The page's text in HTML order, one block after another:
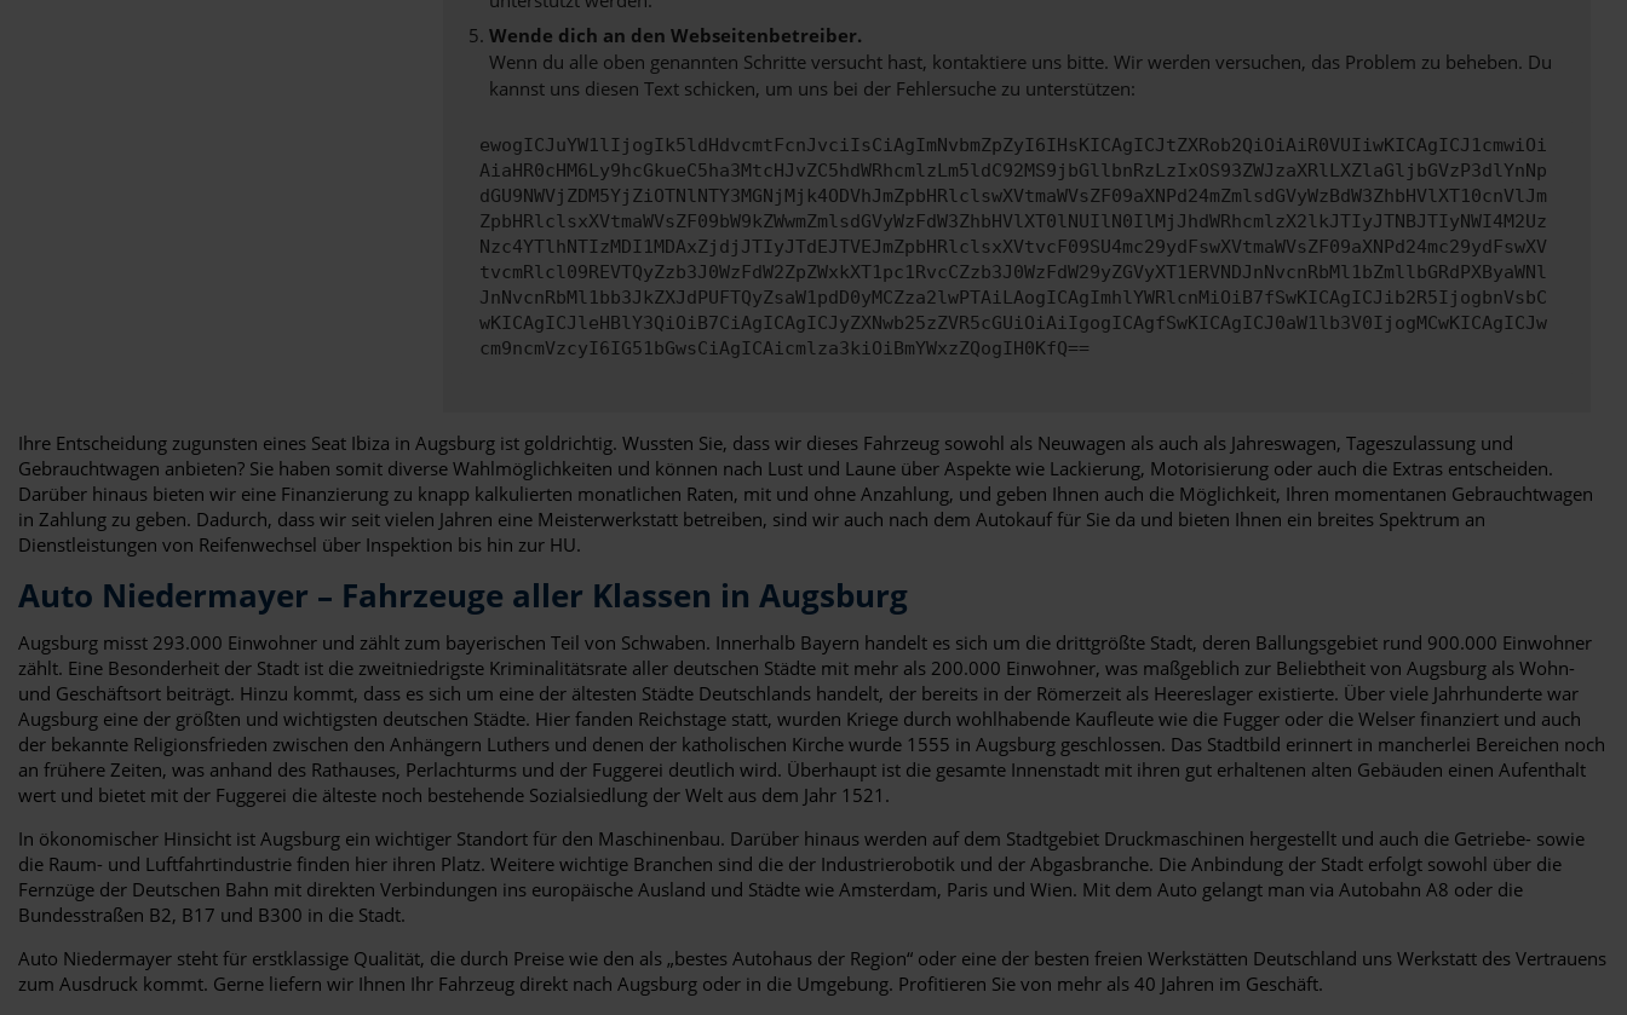
Wende dich an den Webseitenbetreiber.
Wenn du alle oben genannten Schritte versucht hast, kontaktiere uns bitte. Wir werden versuchen, das Problem zu beheben. Du
kannst uns diesen Text schicken, um uns bei der Fehlersuche zu unterstützen:
ewogICJuYW1lIjogIk5ldHdvcmtFcnJvciIsCiAgImNvbmZpZyI6IHsKICAgICJtZXRob2QiOiAiR0VUIiwKICAgICJ1cmwiOi
AiaHR0cHM6Ly9hcGkueC5ha3MtcHJvZC5hdWRhcmlzLm5ldC92MS9jbGllbnRzLzIxOS93ZWJzaXRlLXZlaGljbGVzP3dlYnNp
dGU9NWVjZDM5YjZiOTNlNTY3MGNjMjk4ODVhJmZpbHRlclswXVtmaWVsZF09aXNPd24mZmlsdGVyWzBdW3ZhbHVlXT10cnVlJm
ZpbHRlclsxXVtmaWVsZF09bW9kZWwmZmlsdGVyWzFdW3ZhbHVlXT0lNUIlN0IlMjJhdWRhcmlzX2lkJTIyJTNBJTIyNWI4M2Uz
Nzc4YTlhNTIzMDI1MDAxZjdjJTIyJTdEJTVEJmZpbHRlclsxXVtvcF09SU4mc29ydFswXVtmaWVsZF09aXNPd24mc29ydFswXV
tvcmRlcl09REVTQyZzb3J0WzFdW2ZpZWxkXT1pc1RvcCZzb3J0WzFdW29yZGVyXT1ERVNDJnNvcnRbMl1bZmllbGRdPXByaWNl
JnNvcnRbMl1bb3JkZXJdPUFTQyZsaW1pdD0yMCZza2lwPTAiLAogICAgImhlYWRlcnMiOiB7fSwKICAgICJib2R5IjogbnVsbC
wKICAgICJleHBlY3QiOiB7CiAgICAgICJyZXNwb25zZVR5cGUiOiAiIgogICAgfSwKICAgICJ0aW1lb3V0IjogMCwKICAgICJw
cm9ncmVzcyI6IG51bGwsCiAgICAicmlza3kiOiBmYWxzZQogIH0KfQ==
Ihre Entscheidung zugunsten eines Seat Ibiza in Augsburg ist goldrichtig. Wussten Sie, dass wir dieses Fahrzeug sowohl als Neuwagen als auch als Jahreswagen, Tageszulassung und
Gebrauchtwagen anbieten? Sie haben somit diverse Wahlmöglichkeiten und können nach Lust und Laune über Aspekte wie Lackierung, Motorisierung oder auch die Extras entscheiden.
Darüber hinaus bieten wir eine Finanzierung zu knapp kalkulierten monatlichen Raten, mit und ohne Anzahlung, und geben Ihnen auch die Möglichkeit, Ihren momentanen Gebrauchtwagen
in Zahlung zu geben. Dadurch, dass wir seit vielen Jahren eine Meisterwerkstatt betreiben, sind wir auch nach dem Autokauf für Sie da und bieten Ihnen ein breites Spektrum an
Dienstleistungen von Reifenwechsel über Inspektion bis hin zur HU.
Auto Niedermayer – Fahrzeuge aller Klassen in Augsburg
Augsburg misst 293.000 Einwohner und zählt zum bayerischen Teil von Schwaben. Innerhalb Bayern handelt es sich um die drittgrößte Stadt, deren Ballungsgebiet rund 900.000 Einwohner
zählt. Eine Besonderheit der Stadt ist die zweitniedrigste Kriminalitätsrate aller deutschen Städte mit mehr als 200.000 Einwohner, was maßgeblich zur Beliebtheit von Augsburg als Wohn-
und Geschäftsort beiträgt. Hinzu kommt, dass es sich um eine der ältesten Städte Deutschlands handelt, der bereits in der Römerzeit als Heereslager existierte. Über viele Jahrhunderte war
Augsburg eine der größten und wichtigsten deutschen Städte. Hier fanden Reichstage statt, wurden Kriege durch wohlhabende Kaufleute wie die Fugger oder die Welser finanziert und auch
der bekannte Religionsfrieden zwischen den Anhängern Luthers und denen der katholischen Kirche wurde 1555 in Augsburg geschlossen. Das Stadtbild erinnert in mancherlei Bereichen noch
an frühere Zeiten, was anhand des Rathauses, Perlachturms und der Fuggerei deutlich wird. Überhaupt ist die gesamte Innenstadt mit ihren gut erhaltenen alten Gebäuden einen Aufenthalt
wert und bietet mit der Fuggerei die älteste noch bestehende Sozialsiedlung der Welt aus dem Jahr 1521.
In ökonomischer Hinsicht ist Augsburg ein wichtiger Standort für den Maschinenbau. Darüber hinaus werden auf dem Stadtgebiet Druckmaschinen hergestellt und auch die Getriebe- sowie
die Raum- und Luftfahrtindustrie finden hier ihren Platz. Weitere wichtige Branchen sind die der Industrierobotik und der Abgasbranche. Die Anbindung der Stadt erfolgt sowohl über die
Fernzüge der Deutschen Bahn mit direkten Verbindungen ins europäische Ausland und Städte wie Amsterdam, Paris und Wien. Mit dem Auto gelangt man via Autobahn A8 oder die
Bundesstraßen B2, B17 und B300 in die Stadt.
Auto Niedermayer steht für erstklassige Qualität, die durch Preise wie den als „bestes Autohaus der Region“ oder eine der besten freien Werkstätten Deutschland uns Werkstatt des Vertrauens
zum Ausdruck kommt. Gerne liefern wir Ihnen Ihr Fahrzeug direkt nach Augsburg oder in die Umgebung. Profitieren Sie von mehr als 40 Jahren im Geschäft.